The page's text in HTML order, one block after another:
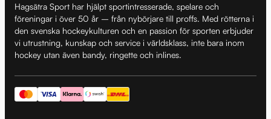
Hagsätra Sport har hjälpt sportintresserade, spelare och
föreningar i över 50 år – från nybörjare till proffs. Med rötterna i
den svenska hockeykulturen och en passion för sporten erbjuder
vi utrustning, kunskap och service i världsklass, inte bara inom
hockey utan även bandy, ringette och inlines.